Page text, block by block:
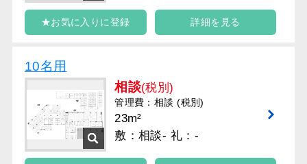
★お気に入りに登録 詳細を見る
10名用
相談(税別)
管理費：相談 (税別)
23m²
敷：相談- 礼：-